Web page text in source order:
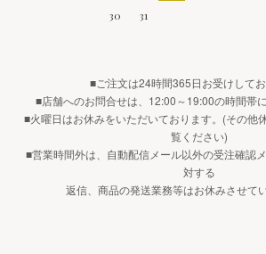
30
31
■ご注文は24時間365日お受けしてお
■店舗へのお問合せは、12:00～19:00の時間帯
■火曜日はお休みをいただいております。(その他
覧ください)
■営業時間外は、自動配信メール以外の受注確認
対する
返信、商品の発送業務等はお休みさせて